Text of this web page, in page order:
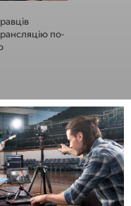
по-